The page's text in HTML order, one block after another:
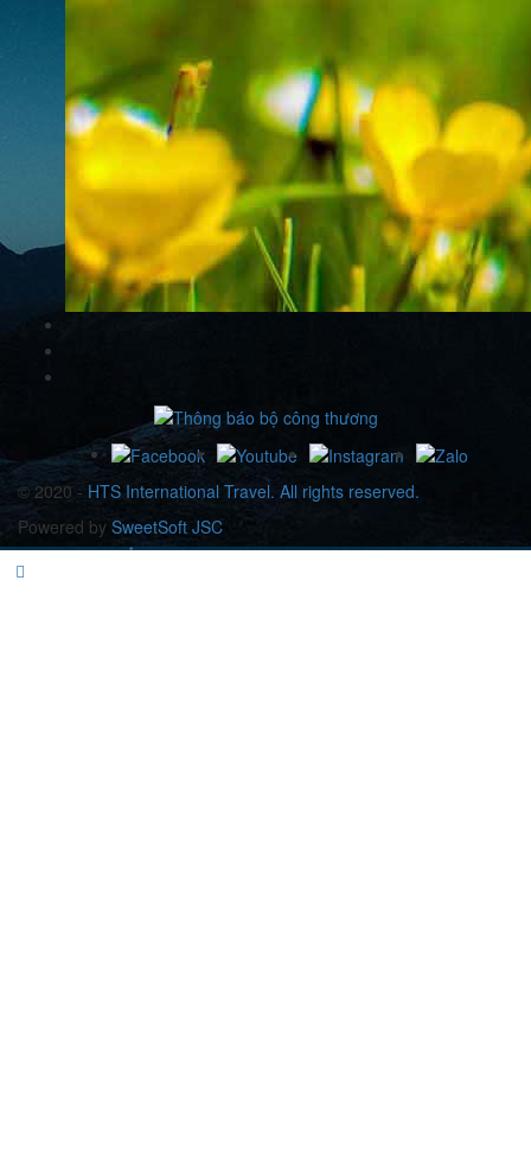
© 2020 - HTS International Travel. All rights reserved.
Powered by SweetSoft JSC